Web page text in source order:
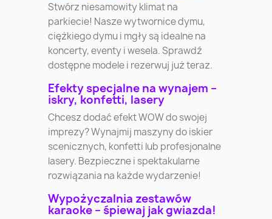
Stwórz niesamowity klimat na
parkiecie! Nasze wytwornice dymu,
ciężkiego dymu i mgły są idealne na
koncerty, eventy i wesela. Sprawdź
dostępne modele i rezerwuj już teraz.
Efekty specjalne na wynajem –
iskry, konfetti, lasery
Chcesz dodać efekt WOW do swojej
imprezy? Wynajmij maszyny do iskier
scenicznych, konfetti lub profesjonalne
lasery. Bezpieczne i spektakularne
rozwiązania na każde wydarzenie!
Wypożyczalnia zestawów
karaoke – śpiewaj jak gwiazda!